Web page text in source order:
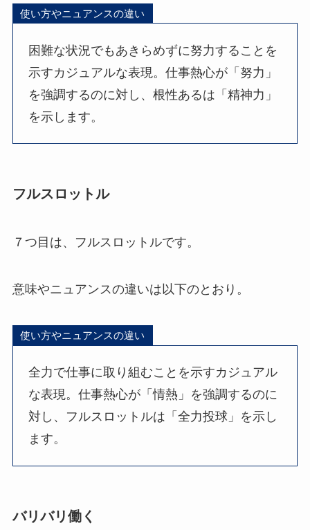
使い方やニュアンスの違い
困難な状況でもあきらめずに努力することを
示すカジュアルな表現。仕事熱心が「努力」
を強調するのに対し、根性あるは「精神力」
を示します。
フルスロットル
７つ目は、フルスロットルです。
意味やニュアンスの違いは以下のとおり。
使い方やニュアンスの違い
全力で仕事に取り組むことを示すカジュアル
な表現。仕事熱心が「情熱」を強調するのに
対し、フルスロットルは「全力投球」を示し
ます。
バリバリ働く